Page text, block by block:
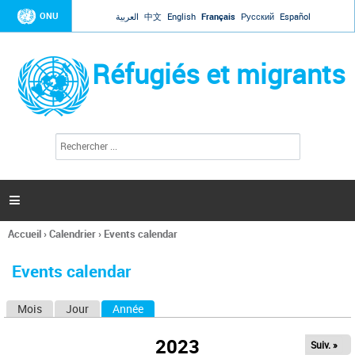
Jump to navigation
ONU العربية 中文 English Français Русский Español
Réfugiés et migrants
l
c
h
e

Vous
ici
Accueil›Calendrier› Events calendar
Events calendar
Mois Jour Année
2023 Suiv. »